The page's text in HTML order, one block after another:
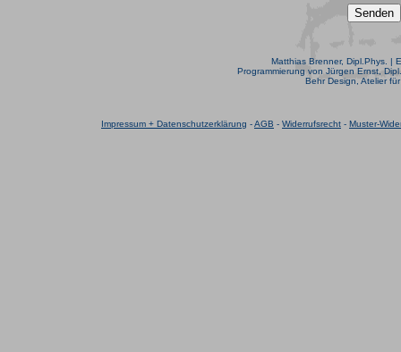
Matthias Brenner, Dipl.Phys. |
Programmierung von Jürgen Ernst,
Behr Design, Atelier
Impressum + Datenschutzerklärung -AGB - Widerrufsrecht - Muster-